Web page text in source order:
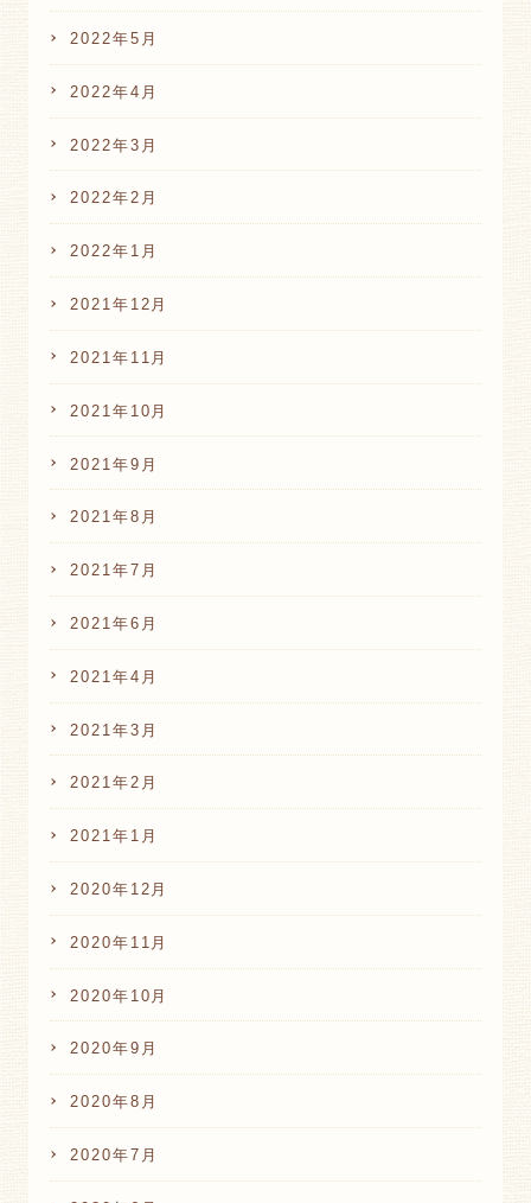
2022年5月
2022年4月
2022年3月
2022年2月
2022年1月
2021年12月
2021年11月
2021年10月
2021年9月
2021年8月
2021年7月
2021年6月
2021年4月
2021年3月
2021年2月
2021年1月
2020年12月
2020年11月
2020年10月
2020年9月
2020年8月
2020年7月